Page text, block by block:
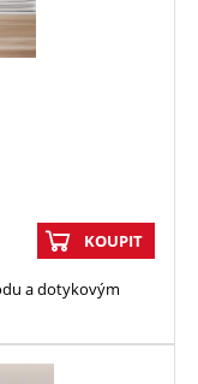
KOUPIT
a dotykovým